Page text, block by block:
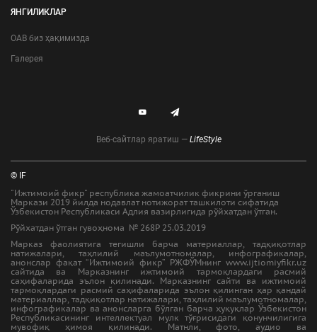
ЯНГИЛИКЛАР
ОАВ биз ҳақимизда
Галерея
Веб-сайтлар яратиш — LifeStyle
© IF
"Ижтимоий фикр" республика жамоатчилик фикрини ўрганиш
Маркази 2019 йилда нодавлат нотижорат ташкилоти сифатида
Ўзбекистон Республикаси Адлия вазирлигида рўйхатдан ўтган.
Рўйхатдан ўтган гувоҳнома № 268Р 25.03.2019
Марказ фаолиятига тегишли барча материаллар, тадқиқотлар
натижалари, таҳлилий маълумотномалар, инфографикалар,
анонслар фақат “Ижтимоий фикр” РЖФЎМнинг www.ijtiomiyfikr.uz
сайтида ва Марказнинг ижтимоий тармоқлардаги расмий
саҳифаларида эълон қилинади. Марказнинг сайти ва ижтимоий
тармоқлардаги расмий саҳифаларида эълон қилинган ҳар қандай
материаллар, тадқиқотлар натижалари, таҳлилий маълумотномалар,
инфографикалар ва анонсларга бўлган барча ҳуқуқлар Ўзбекистон
Республикасининг интеллектуал мулк тўғрисидаги қонунчилигига
мувофиқ ҳимоя қилинади. Матнли, фото, аудио ва